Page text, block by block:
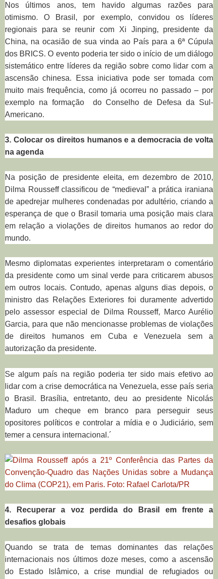
Nos últimos anos, tem havido algumas razões para
otimismo. O Brasil, por exemplo, convidou os líderes
regionais para se reunir com Xi Jinping, presidente da
China, na ocasião de sua vinda ao País para a 6ª Cúpula
dos BRICS. O evento poderia ter sido o início de um diálogo
sistemático entre líderes da região sobre como lidar com a
ascensão chinesa. Essa iniciativa pode ser tomada com
muito mais frequência, como já ocorreu no passado – por
exemplo na formação do Conselho de Defesa da Sul-
Americano.
3. Colocar os direitos humanos e a democracia de volta
na agenda
Na posição de presidente eleita, em dezembro de 2010,
Dilma Rousseff classificou de “medieval” a prática iraniana
de apedrejar mulheres condenadas por adultério, criando a
esperança de que o Brasil tomaria uma posição mais clara
em relação a violações de direitos humanos ao redor do
mundo.
Mesmo diplomatas experientes interpretaram o comentário
da presidente como um sinal verde para criticarem abusos
em outros locais. Contudo, apenas alguns dias depois, o
ministro das Relações Exteriores foi duramente advertido
pelo assessor especial de Dilma Rousseff, Marco Aurélio
Garcia, para que não mencionasse problemas de violações
de direitos humanos em Cuba e Venezuela sem a
autorização da presidente.
Se algum país na região poderia ter sido mais efetivo ao
lidar com a crise democrática na Venezuela, esse país seria
o Brasil. Brasília, entretanto, deu ao presidente Nicolás
Maduro um cheque em branco para perseguir seus
opositores políticos e controlar a mídia e o Judiciário, sem
temer a censura internacional.´
4. Recuperar a voz perdida do Brasil em frente a
desafios globais
Quando se trata de temas dominantes das relações
internacionais nos últimos doze meses, como a ascensão
do Estado Islâmico, a crise mundial de refugiados ou